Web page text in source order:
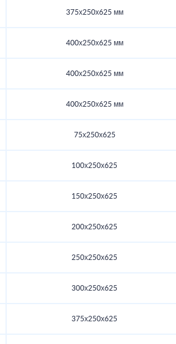
375х250х625 мм
400х250х625 мм
400х250х625 мм
400х250х625 мм
75х250х625
100х250х625
150х250х625
200х250х625
250х250х625
300х250х625
375х250х625